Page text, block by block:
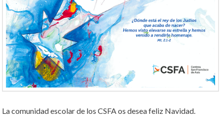
La comunidad escolar de los CSFA os desea feliz Navidad.